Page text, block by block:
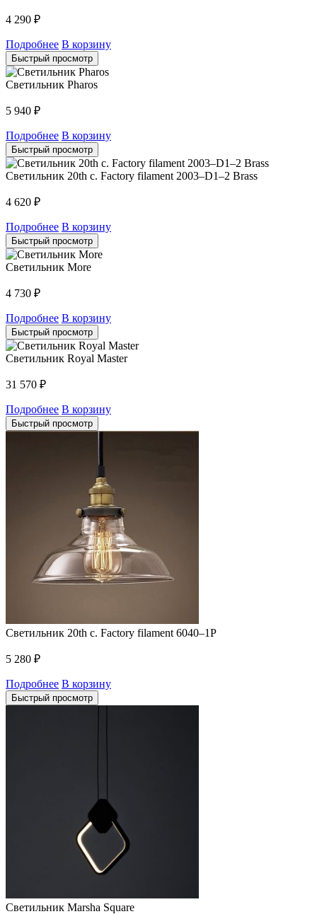
4 290 ₽
Подробнее В корзину
Быстрый просмотр
Светильник Pharos
5 940 ₽
Подробнее В корзину
Быстрый просмотр
Светильник 20th c. Factory filament 2003–D1–2 Brass
4 620 ₽
Подробнее В корзину
Быстрый просмотр
Светильник More
4 730 ₽
Подробнее В корзину
Быстрый просмотр
Светильник Royal Master
31 570 ₽
Подробнее В корзину
Быстрый просмотр
Светильник 20th c. Factory filament 6040–1P
5 280 ₽
Подробнее В корзину
Быстрый просмотр
Светильник Marsha Square